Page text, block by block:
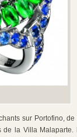
sur Portofino,
la Villa Malaparte.